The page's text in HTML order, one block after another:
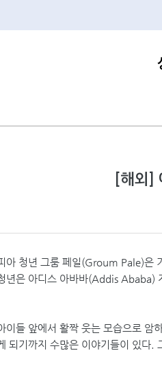
[해외]
아 청년 그룸 페일(Groum Pale)은
년은 아디스 아바바(Addis Ababa)
이들 앞에서 활짝 웃는 모습으로 암
되기까지 수많은 이야기들이 있다.